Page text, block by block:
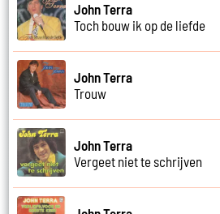
John Terra
Toch bouw ik op de liefde
John Terra
Trouw
John Terra
Vergeet niet te schrijven